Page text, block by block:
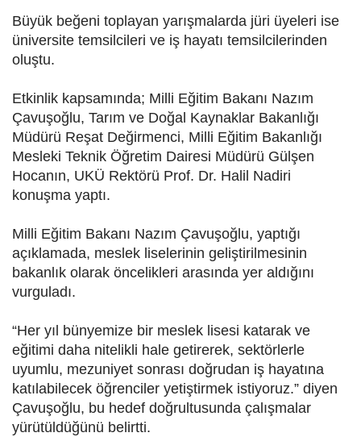
Büyük beğeni toplayan yarışmalarda jüri üyeleri ise
üniversite temsilcileri ve iş hayatı temsilcilerinden
oluştu.
Etkinlik kapsamında; Milli Eğitim Bakanı Nazım
Çavuşoğlu, Tarım ve Doğal Kaynaklar Bakanlığı
Müdürü Reşat Değirmenci, Milli Eğitim Bakanlığı
Mesleki Teknik Öğretim Dairesi Müdürü Gülşen
Hocanın, UKÜ Rektörü Prof. Dr. Halil Nadiri
konuşma yaptı.
Milli Eğitim Bakanı Nazım Çavuşoğlu, yaptığı
açıklamada, meslek liselerinin geliştirilmesinin
bakanlık olarak öncelikleri arasında yer aldığını
vurguladı.
“Her yıl bünyemize bir meslek lisesi katarak ve
eğitimi daha nitelikli hale getirerek, sektörlerle
uyumlu, mezuniyet sonrası doğrudan iş hayatına
katılabilecek öğrenciler yetiştirmek istiyoruz.” diyen
Çavuşoğlu, bu hedef doğrultusunda çalışmalar
yürütüldüğünü belirtti.